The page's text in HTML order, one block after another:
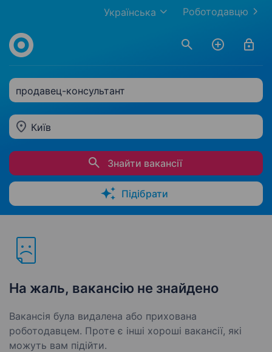
Роботодавцю
Українська
продавец-консультант
Київ
Знайти вакансії
Підібрати
На жаль, вакансію не знайдено
Вакансія була видалена або прихована
роботодавцем. Проте є інші хороші вакансії, які
можуть вам підійти.